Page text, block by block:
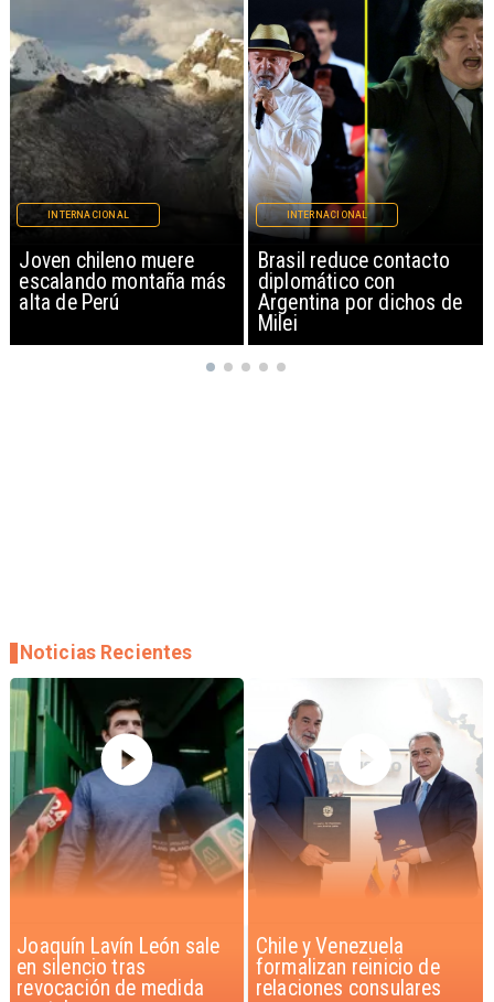
Brasil reduce contacto
diplomático con
Argentina por dichos de
INTERNACIONAL
China restringe
exportación de drones a
EEUU y sanciona
empresas
INTERNACIONAL
Chile y Venezuela
formalizan reinicio de
relaciones consulares
Feriantes rechazan
dichos de Camila Flores
sobre Fabiola Campillai
Noticias Recientes